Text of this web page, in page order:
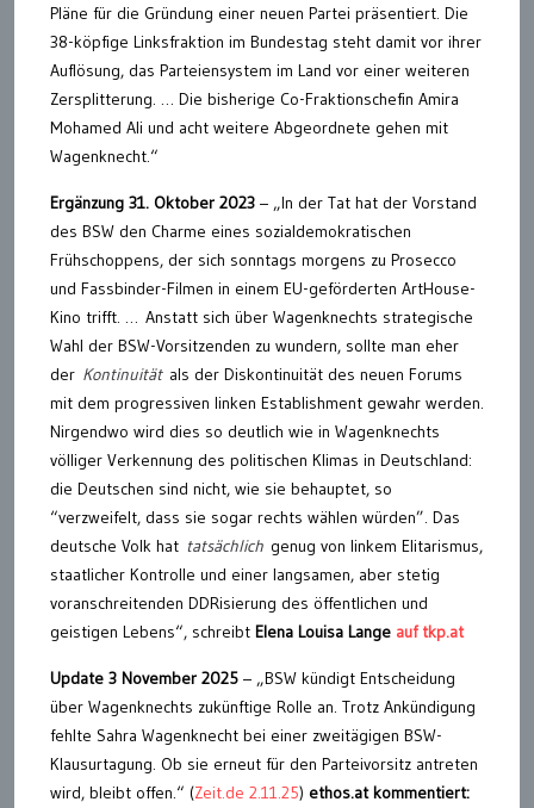
Pläne für die Gründung einer neuen Partei präsentiert. Die
38-köpfige Linksfraktion im Bundestag steht damit vor ihrer
Auflösung, das Parteiensystem im Land vor einer weiteren
Zersplitterung. … Die bisherige Co-Fraktionschefin Amira
Mohamed Ali und acht weitere Abgeordnete gehen mit
Wagenknecht.“
Ergänzung 31. Oktober 2023 – „In der Tat hat der Vorstand
des BSW den Charme eines sozialdemokratischen
Frühschoppens, der sich sonntags morgens zu Prosecco
und Fassbinder-Filmen in einem EU-geförderten ArtHouse-
Kino trifft. … Anstatt sich über Wagenknechts strategische
Wahl der BSW-Vorsitzenden zu wundern, sollte man eher
der Kontinuität als der Diskontinuität des neuen Forums
mit dem progressiven linken Establishment gewahr werden.
Nirgendwo wird dies so deutlich wie in Wagenknechts
völliger Verkennung des politischen Klimas in Deutschland:
die Deutschen sind nicht, wie sie behauptet, so
“verzweifelt, dass sie sogar rechts wählen würden”. Das
deutsche Volk hat tatsächlich genug von linkem Elitarismus,
staatlicher Kontrolle und einer langsamen, aber stetig
voranschreitenden DDRisierung des öffentlichen und
geistigen Lebens“, schreibt Elena Louisa Lange auf tkp.at
Update 3 November 2025 – „BSW kündigt Entscheidung
über Wagenknechts zukünftige Rolle an. Trotz Ankündigung
fehlte Sahra Wagenknecht bei einer zweitägigen BSW-
Klausurtagung. Ob sie erneut für den Parteivorsitz antreten
wird, bleibt offen.“ (Zeit.de 2.11.25) ethos.at kommentiert: